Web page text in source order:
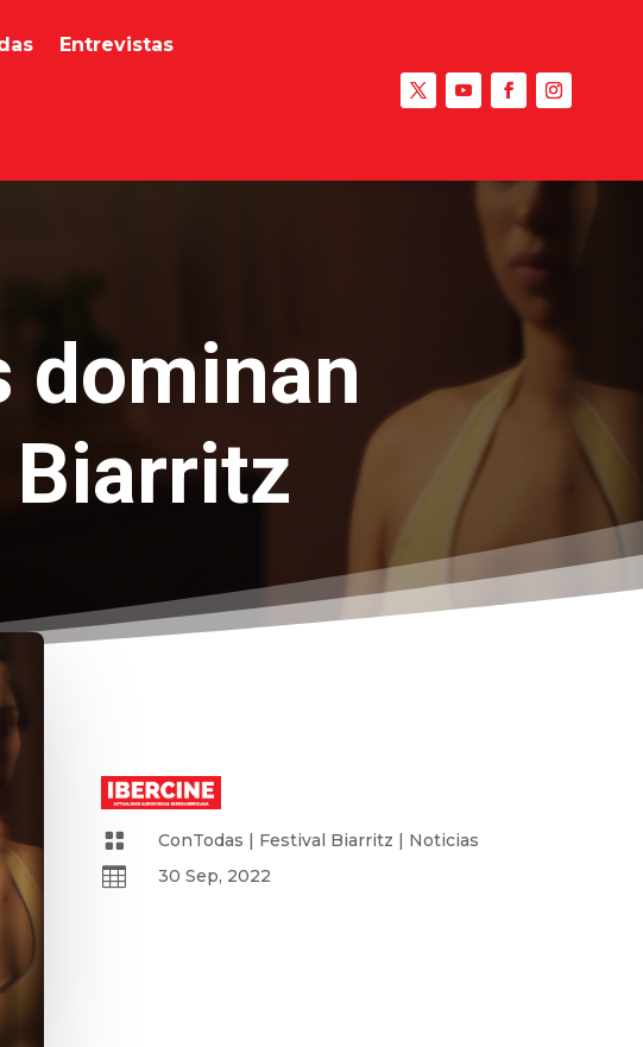
Entrevistas
dominan
 ConTodas | Festival Biarritz | Noticias
 30 Sep, 2022